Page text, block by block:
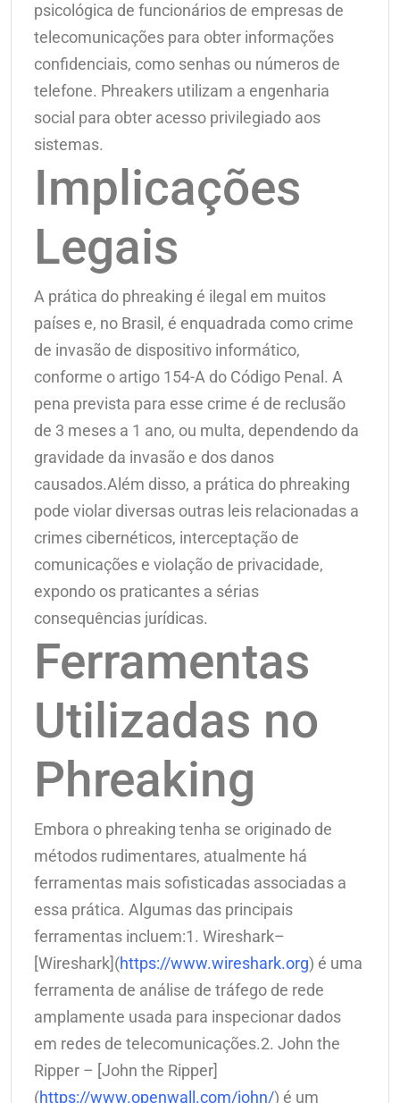
psicológica de funcionários de empresas de
telecomunicações para obter informações
confidenciais, como senhas ou números de
telefone. Phreakers utilizam a engenharia
social para obter acesso privilegiado aos
sistemas.
Implicações
Legais
A prática do phreaking é ilegal em muitos
países e, no Brasil, é enquadrada como crime
de invasão de dispositivo informático,
conforme o artigo 154-A do Código Penal. A
pena prevista para esse crime é de reclusão
de 3 meses a 1 ano, ou multa, dependendo da
gravidade da invasão e dos danos
causados.Além disso, a prática do phreaking
pode violar diversas outras leis relacionadas a
crimes cibernéticos, interceptação de
comunicações e violação de privacidade,
expondo os praticantes a sérias
consequências jurídicas.
Ferramentas
Utilizadas no
Phreaking
Embora o phreaking tenha se originado de
métodos rudimentares, atualmente há
ferramentas mais sofisticadas associadas a
essa prática. Algumas das principais
ferramentas incluem:1. Wireshark–
[Wireshark](https://www.wireshark.org) é uma
ferramenta de análise de tráfego de rede
amplamente usada para inspecionar dados
em redes de telecomunicações.2. John the
Ripper – [John the Ripper]
(https://www.openwall.com/john/) é um